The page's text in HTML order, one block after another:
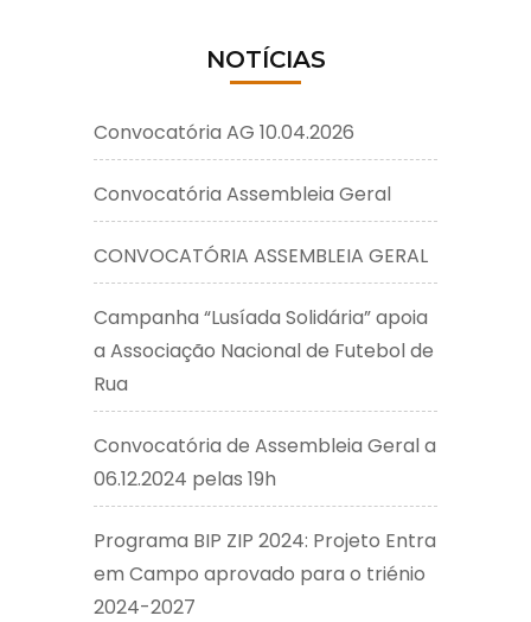
NOTÍCIAS
Convocatória AG 10.04.2026
Convocatória Assembleia Geral
CONVOCATÓRIA ASSEMBLEIA GERAL
Campanha “Lusíada Solidária” apoia
a Associação Nacional de Futebol de
Rua
Convocatória de Assembleia Geral a
06.12.2024 pelas 19h
Programa BIP ZIP 2024: Projeto Entra
em Campo aprovado para o triénio
2024-2027